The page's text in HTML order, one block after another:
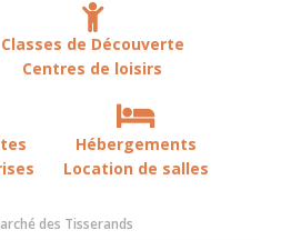
Classes de Découverte
Centres de loisirs
Hébergements
Location de salles
des Tisserands